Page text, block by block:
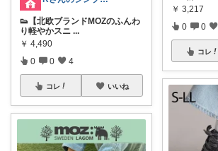
👟【北欧ブランドMOZのふんわ
り軽やかスニ ...
￥ 4,490
0 0 4
コレ いいね
￥ 3,217
0 0
コレ